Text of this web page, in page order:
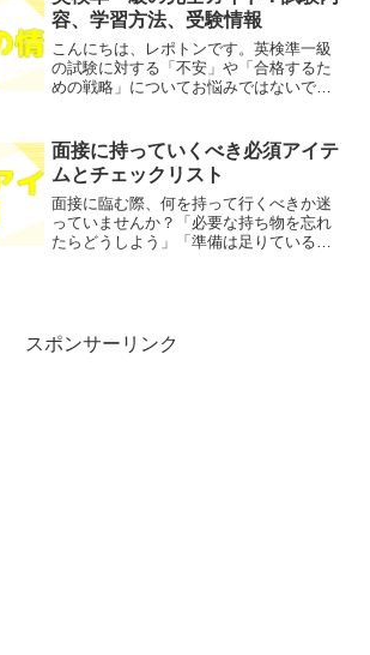
ポトンこの記事は次...
容、学習方法、受験情報
こんにちは、レポトンです。英検準一級
の試験に対する「不安」や「合格するた
めの戦略」についてお悩みではないでし
徹底解説します！レポトンこの記事は次
のような人におすすめ！試...
面接に持っていくべき必須アイテ
ムとチェックリスト
面接に臨む際、何を持って行くべきか迷
っていませんか？「必要な持ち物を忘れ
たらどうしよう」「準備は足りているの
スポンサーリンク